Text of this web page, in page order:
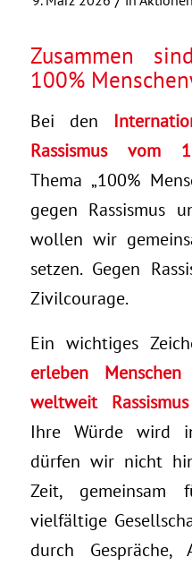
Zusammen
100%
Bei den
Rassismus vom
Thema „100%
gegen Rassismus
wollen wir
setzen. Gegen
Zivilcourage.
Ein wichtiges
erleben
weltweit
Ihre Würde wird
dürfen wir nicht
Zeit,
vielfältige
durch